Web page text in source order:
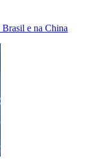
Brasil e na China